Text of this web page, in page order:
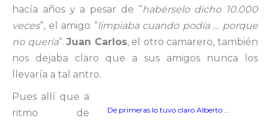
hacía años y a pesar de “habérselo dicho 10.000
veces“, el amigo “limpiaba cuando podía … porque
no quería“.Juan Carlos, el otro camarero, también
nos dejaba claro que a sus amigos nunca los
llevaría a tal antro.
De primeras lo tuvo claro Alberto …
Pues allí que a
ritmo de